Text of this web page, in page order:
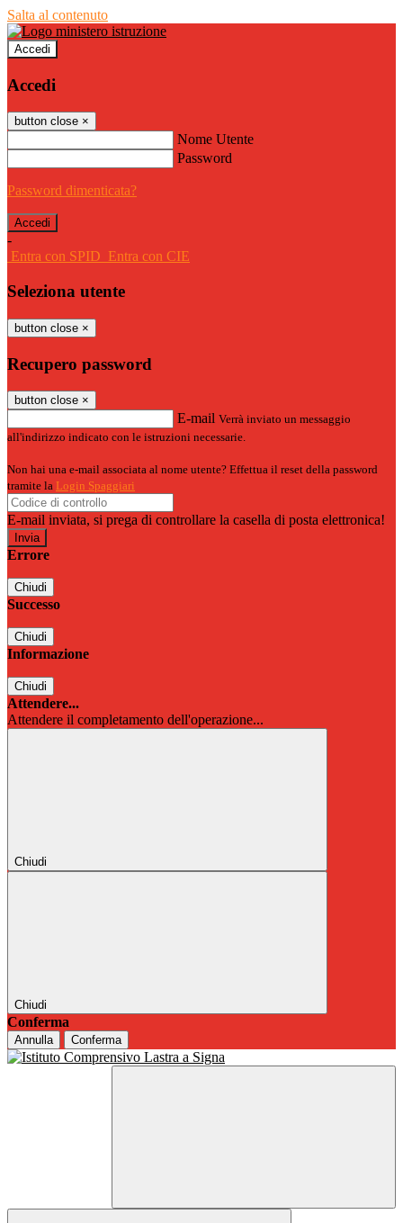
Salta al contenuto
Accedi
Accedi
button close ×
Nome Utente
Password
Password dimenticata?
-
Entra con SPID Entra con CIE
Seleziona utente
button close ×
Recupero password
button close ×
E-mail Verrà inviato un messaggio
all'indirizzo indicato con le istruzioni necessarie.
Non hai una e-mail associata al nome utente? Effettua il reset della password
tramite la Login Spaggiari
E-mail inviata, si prega di controllare la casella di posta elettronica!
Errore
Chiudi
Successo
Chiudi
Informazione
Chiudi
Attendere...
Attendere il completamento dell'operazione...
Chiudi
Chiudi
Conferma
Annulla Conferma